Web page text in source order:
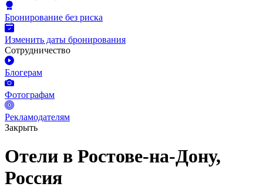
Бронирование без риска
Изменить даты бронирования
Сотрудничество
Блогерам
Фотографам
Рекламодателям
Закрыть
Отели в Ростове-на-Дону,
Россия